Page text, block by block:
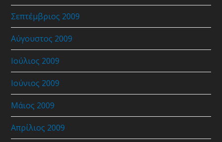
Σεπτέμβριος 2009
Αύγουστος 2009
Ιούλιος 2009
Ιούνιος 2009
Μάιος 2009
Απρίλιος 2009